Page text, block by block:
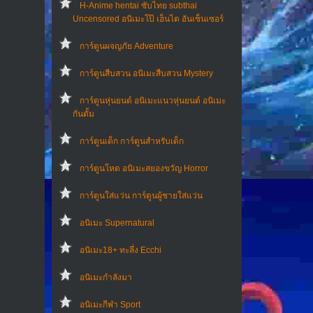
H-Anime hentai ซับไทย subthai
Uncensored อนิเมะโป๊ เฮ็นไต อันเซ็นเซอร์
การ์ตูนผจญภัย Adventure
การ์ตูนสืบสวน อนิเมะสืบสวน Mystery
การ์ตูนหุ่นยนต์ อนิเมะแนวหุ่นยนต์ อนิเมะ
กันดั้ม
การ์ตูนเด็ก การ์ตูนสำหรับเด็ก
การ์ตูนโหด อนิเมะสยองขวัญ Horror
การ์ตูนใส่แว่น การ์ตูนผู้ชายใส่แว่น
อนิเมะ Supernatural
อนิเมะ18+ ทะลึ่ง Ecchi
อนิเมะกำลังมา
อนิเมะกีฬา Sport